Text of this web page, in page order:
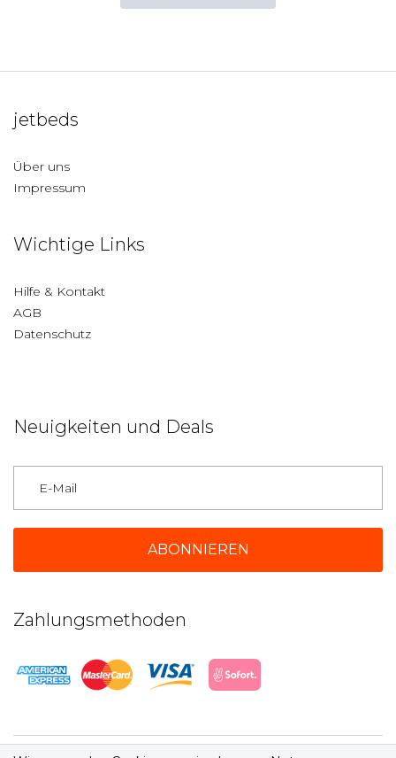
jetbeds
Über uns
Impressum
Wichtige Links
Hilfe & Kontakt
AGB
Datenschutz
Neuigkeiten und Deals
Zahlungsmethoden